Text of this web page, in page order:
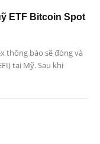
ETF Bitcoin Spot
thông báo sẽ đóng và
tại Mỹ. Sau khi